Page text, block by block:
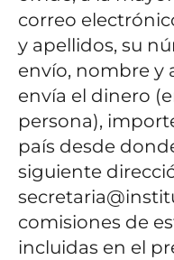
correo
y apellidos, su
envío, nombre y
envía el dinero
persona),
país desde
siguiente
comisiones de
incluidas en el